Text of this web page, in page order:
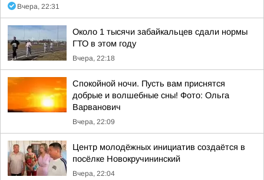
Вчера, 22:31
Около 1 тысячи забайкальцев сдали нормы
ГТО в этом году
Вчера, 22:18
Спокойной ночи. Пусть вам приснятся
добрые и волшебные сны! Фото: Ольга
Варванович
Вчера, 22:09
Центр молодёжных инициатив создаётся в
посёлке Новокручининский
Вчера, 22:04